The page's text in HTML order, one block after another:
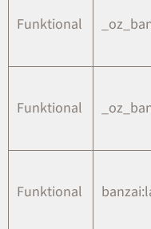
Funktional
Funktional
Funktional